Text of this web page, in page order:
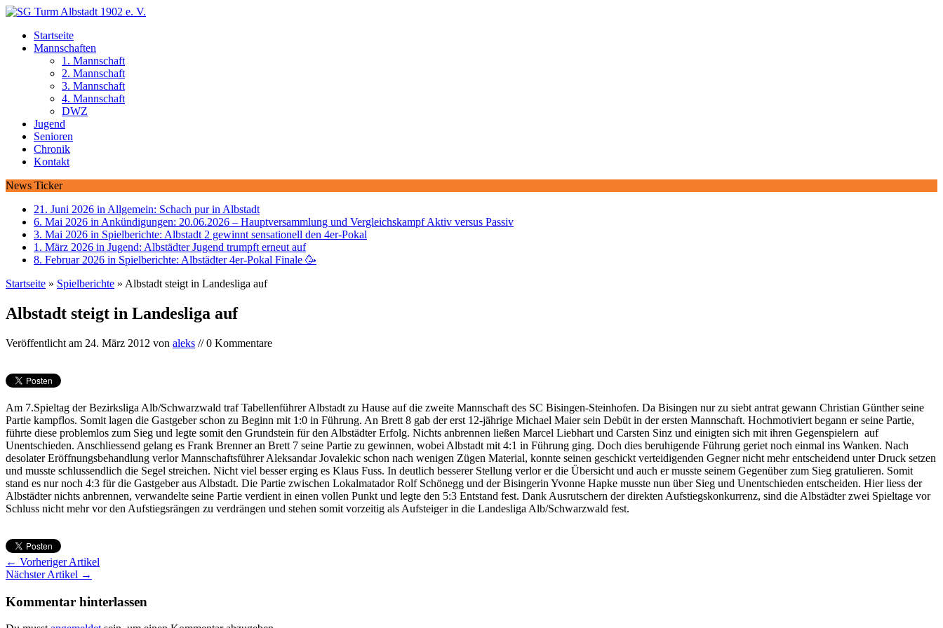
Startseite
Mannschaften
1. Mannschaft
2. Mannschaft
3. Mannschaft
4. Mannschaft
DWZ
Jugend
Senioren
Chronik
Kontakt
News Ticker
21. Juni 2026 in Allgemein: Schach pur in Albstadt
6. Mai 2026 in Ankündigungen: 20.06.2026 – Hauptversammlung und Vergleichskampf Aktiv versus Passiv
3. Mai 2026 in Spielberichte: Albstadt 2 gewinnt sensationell den 4er-Pokal
1. März 2026 in Jugend: Albstädter Jugend trumpft erneut auf
8. Februar 2026 in Spielberichte: Albstädter 4er-Pokal Finale 🥳
Startseite » Spielberichte » Albstadt steigt in Landesliga auf
Albstadt steigt in Landesliga auf
Veröffentlicht am 24. März 2012 von aleks // 0 Kommentare
Am 7.Spieltag der Bezirksliga Alb/Schwarzwald traf Tabellenführer Albstadt zu Hause auf die zweite Mannschaft des SC Bisingen-Steinhofen. Da Bisingen nur zu siebt antrat gewann Christian Günther seine
Partie kampflos. Somit lagen die Gastgeber schon zu Beginn mit 1:0 in Führung. An Brett 8 gab der erst 12-jährige Michael Maier sein Debüt in der ersten Mannschaft. Hochmotiviert begann er seine Partie,
führte diese problemlos zum Sieg und legte somit den Grundstein für den Albstädter Erfolg. Nichts anbrennen ließen Marcel Liebhart und Carsten Sinz und einigten sich mit ihren Gegenspielern auf
Unentschieden. Anschliessend gelang es Frank Brenner an Brett 7 seine Partie zu gewinnen, wobei Albstadt mit 4:1 in Führung ging. Doch dies beruhigende Führung geriet noch einmal ins Wanken. Nach
desolater Eröffnungsbehandlung verlor Mannschaftsführer Aleksandar Jovalekic schon nach wenigen Zügen Material, konnte seinen geschickt verteidigenden Gegner nicht mehr entscheidend unter Druck setzen
und musste schlussendlich die Segel streichen. Nicht viel besser erging es Klaus Fuss. In deutlich besserer Stellung verlor er die Übersicht und auch er musste seinem Gegenüber zum Sieg gratulieren. Somit
stand es nur noch 4:3 für die Gastgeber aus Albstadt. Die Partie zwischen Lokalmatador Rolf Schönegg und der Bisingerin Yvonne Hapke musste nun über Sieg und Unentschieden entscheiden. Hier liess der
Albstädter nichts anbrennen, verwandelte seine Partie verdient in einen vollen Punkt und legte den 5:3 Entstand fest. Dank Ausrutschern der direkten Aufstiegskonkurrenz, sind die Albstädter zwei Spieltage vor
Schluss nicht mehr vor den Aufstiegsrängen zu verdrängen und stehen somit vorzeitig als Aufsteiger in die Landesliga Alb/Schwarzwald fest.
← Vorheriger Artikel
Nächster Artikel →
Kommentar hinterlassen